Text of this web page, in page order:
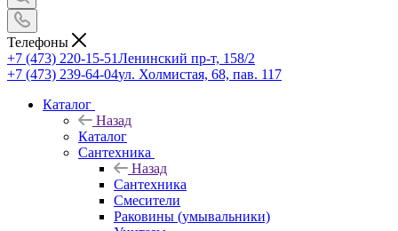
Телефоны
+7 (473) 220-15-51Ленинский пр-т, 158/2
+7 (473) 239-64-04ул. Холмистая, 68, пав. 117
Каталог
Назад
Каталог
Сантехника
Назад
Сантехника
Смесители
Раковины (умывальники)